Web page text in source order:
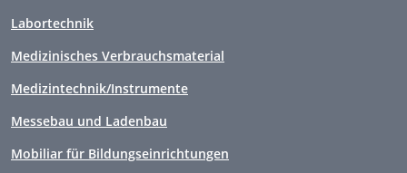
Labortechnik
Medizinisches Verbrauchsmaterial
Medizintechnik/Instrumente
Messebau und Ladenbau
Mobiliar für Bildungseinrichtungen